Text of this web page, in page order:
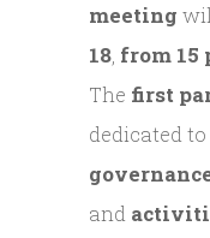
meeting
18, from 15
The first
dedicated
and